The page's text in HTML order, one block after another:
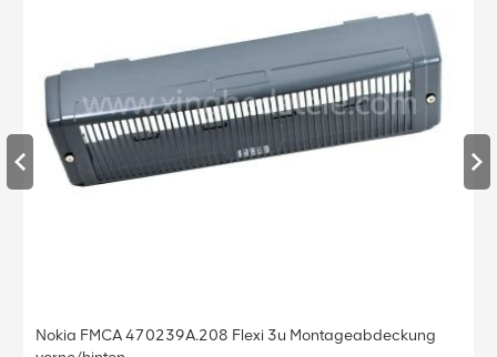
Nokia FMCA 470239A.208 Flexi 3u Montageabdeckung